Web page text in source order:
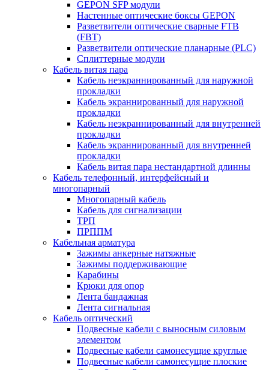
GEPON SFP модули
Настенные оптические боксы GEPON
Разветвители оптические сварные FTB
(FBT)
Разветвители оптические планарные (PLC)
Сплиттерные модули
Кабель витая пара
Кабель неэкраннированный для наружной
прокладки
Кабель экраннированный для наружной
прокладки
Кабель неэкраннированный для внутренней
прокладки
Кабель экраннированный для внутренней
прокладки
Кабель витая пара нестандартной длинны
Кабель телефонный, интерфейсный и
многопарный
Многопарный кабель
Кабель для сигнализации
ТРП
ПРППМ
Кабельная арматура
Зажимы анкерные натяжные
Зажимы поддерживающие
Карабины
Крюки для опор
Лента бандажная
Лента сигнальная
Кабель оптический
Подвесные кабели с выносным силовым
элементом
Подвесные кабели самонесущие круглые
Подвесные кабели самонесущие плоские